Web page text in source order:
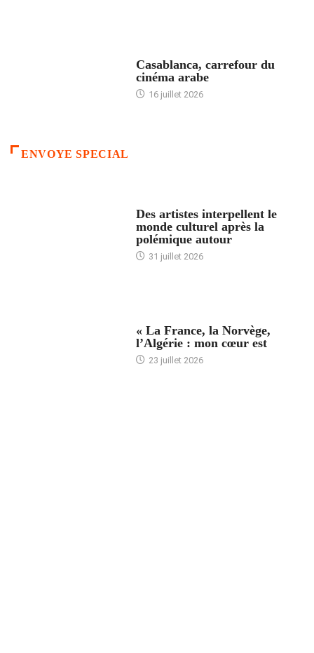
Casablanca, carrefour du
cinéma arabe
16 juillet 2026
ENVOYE SPECIAL
Des artistes interpellent le
monde culturel après la
polémique autour
31 juillet 2026
« La France, la Norvège,
l’Algérie : mon cœur est
23 juillet 2026